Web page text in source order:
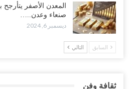
المعدن الأصفر يتأرجح
صنعاء وعدن..…
ديسمبر 6, 2024
السابق التالي
ثقافة وفن